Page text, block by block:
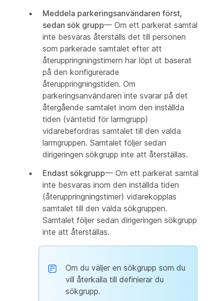
Meddela parkeringsanvändaren först,
sedan sök grupp— Om ett parkerat samtal
inte besvaras återställs det till personen
som parkerade samtalet efter att
återuppringningstimern har löpt ut baserat
på den konfigurerade
återuppringningstiden. Om
parkeringsanvändaren inte svarar på det
återgående samtalet inom den inställda
tiden (väntetid för larmgrupp)
vidarebefordras samtalet till den valda
larmgruppen. Samtalet följer sedan
dirigeringen sökgrupp inte att återställas.
Endast sökgrupp— Om ett parkerat samtal
inte besvaras inom den inställda tiden
(återuppringningstimer) vidarekopplas
samtalet till den valda sökgruppen.
Samtalet följer sedan dirigeringen sökgrupp
inte att återställas.
Om du väljer en sökgrupp som du
vill återkalla till definierar du
sökgrupp.